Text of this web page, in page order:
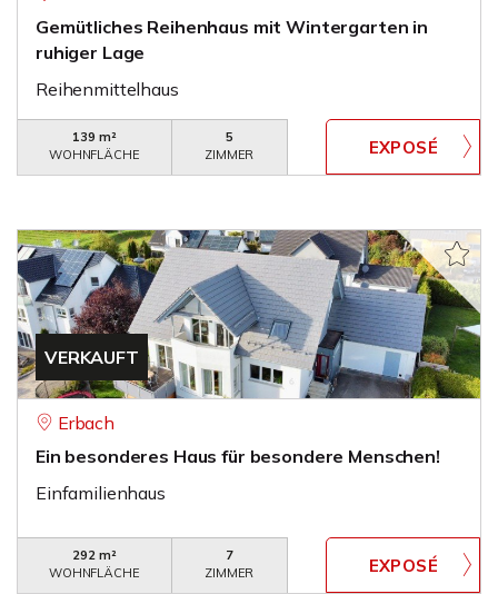
Gemütliches Reihenhaus mit Wintergarten in
ruhiger Lage
Reihenmittelhaus
139 m²
WOHNFLÄCHE
5
ZIMMER
VERKAUFT
Erbach
Ein besonderes Haus für besondere Menschen!
Einfamilienhaus
292 m²
WOHNFLÄCHE
7
ZIMMER